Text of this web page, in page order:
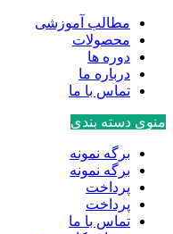
مطالب آموزشی
محصولات
دوره ها
درباره ما
تماس با ما
منوی دسته بندی
برگه نمونه
برگه نمونه
پرداخت
پرداخت
تماس با ما